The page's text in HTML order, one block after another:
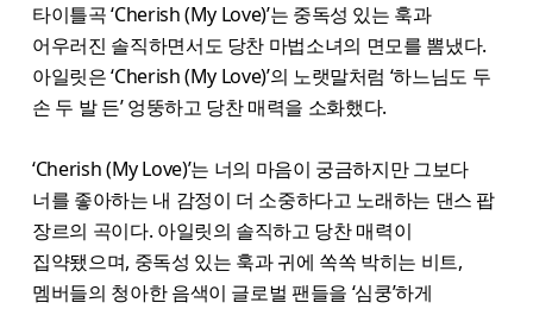
타이틀곡 ‘Cherish (My Love)’는 중독성 있는 훅과
어우러진 솔직하면서도 당찬 마법소녀의 면모를 뽐냈다.
아일릿은 ‘Cherish (My Love)’의 노랫말처럼 ‘하느님도 두
손 두 발 든’ 엉뚱하고 당찬 매력을 소화했다.
‘Cherish (My Love)’는 너의 마음이 궁금하지만 그보다
너를 좋아하는 내 감정이 더 소중하다고 노래하는 댄스 팝
장르의 곡이다. 아일릿의 솔직하고 당찬 매력이
집약됐으며, 중독성 있는 훅과 귀에 쏙쏙 박히는 비트,
멤버들의 청아한 음색이 글로벌 팬들을 ‘심쿵’하게